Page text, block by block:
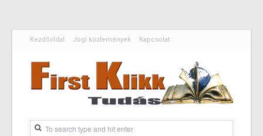
Kezdőoldal Jogi közlemények Kapcsolat